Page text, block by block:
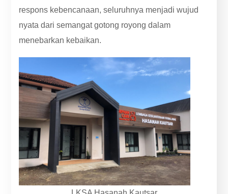
respons kebencanaan, seluruhnya menjadi wujud
nyata dari semangat gotong royong dalam
menebarkan kebaikan.